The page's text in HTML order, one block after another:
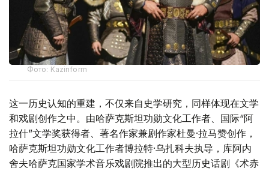
Фото: Kazinform
这一历史认知的重建，不仅来自史学研究，同样体现在文学
和戏剧创作之中。由哈萨克斯坦功勋文化工作者、国际“阿
拉什”文学奖获得者、著名作家兼剧作家杜曼·拉马赞创作，
哈萨克斯坦功勋文化工作者博拉特·乌扎科夫执导，库阿内
舍夫哈萨克国家学术音乐戏剧院推出的大型历史话剧《术赤